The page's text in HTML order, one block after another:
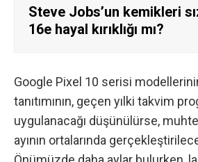
Steve Jobs’un kemikleri
16e hayal kırıklığı mı?
Google Pixel 10 serisi
tanıtımının, geçen yılki takvim
uygulanacağı düşünülürse,
ayının ortalarında